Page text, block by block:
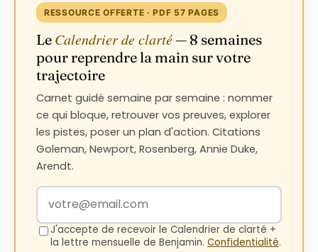
RESSOURCE OFFERTE · PDF 57 PAGES
Le Calendrier de clarté— 8 semaines
pour reprendre la main sur votre
trajectoire
Carnet guidé semaine par semaine : nommer
ce qui bloque, retrouver vos preuves, explorer
les pistes, poser un plan d'action. Citations
Goleman, Newport, Rosenberg, Annie Duke,
Arendt.
Votre adresse email
J'accepte de recevoir le Calendrier de clarté +
la lettre mensuelle de Benjamin. Confidentialité.